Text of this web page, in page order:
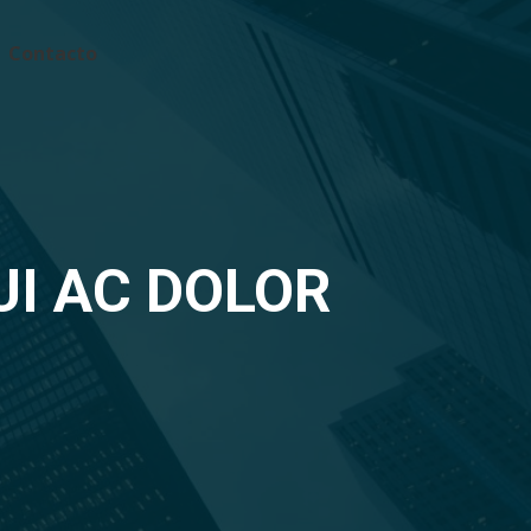
Contacto
AC DOLOR